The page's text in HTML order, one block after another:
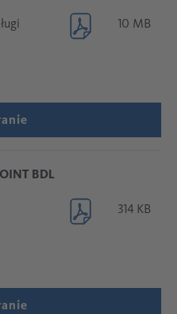
10 MB
BDL
314 KB